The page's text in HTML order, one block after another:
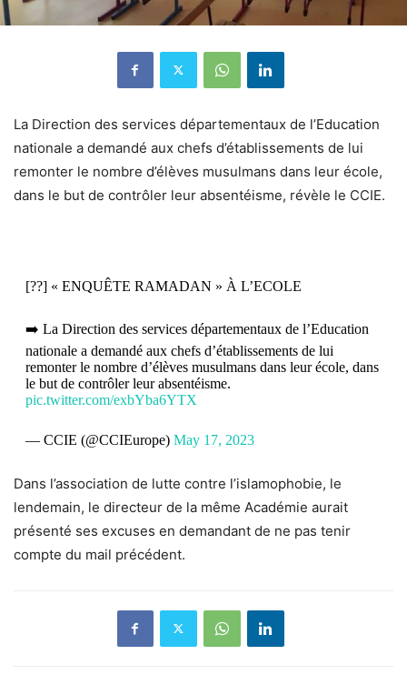
La Direction des services départementaux de l’Education
nationale a demandé aux chefs d’établissements de lui
remonter le nombre d’élèves musulmans dans leur école,
dans le but de contrôler leur absentéisme, révèle le CCIE.
[??] « ENQUÊTE RAMADAN » À L’ECOLE
➡️ La Direction des services départementaux de l’Education
nationale a demandé aux chefs d’établissements de lui
remonter le nombre d’élèves musulmans dans leur école, dans
le but de contrôler leur absentéisme.
pic.twitter.com/exbYba6YTX
— CCIE (@CCIEurope) May 17, 2023
Dans l’association de lutte contre l’islamophobie, le
lendemain, le directeur de la même Académie aurait
présenté ses excuses en demandant de ne pas tenir
compte du mail précédent.